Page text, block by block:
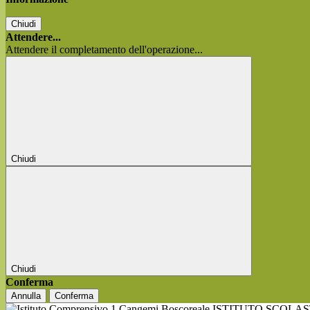
Chiudi
Attendere...
Attendere il completamento dell'operazione...
Chiudi
Chiudi
Conferma
Annulla Conferma